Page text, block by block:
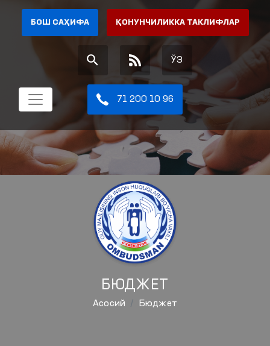
БОШ САҲИФА ҚОНУНЧИЛИККА ТАКЛИФЛАР
ЎЗ
71 200 10 96
БЮДЖЕТ
Aсосий Бюджет